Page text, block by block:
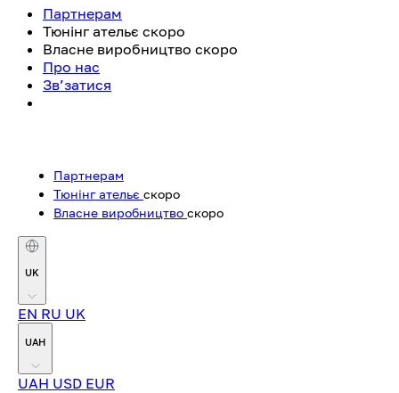
Партнерам
Тюнінг ательє скоро
Власне виробництво скоро
Про нас
Зв’затися
Партнерам
Тюнінг ательє скоро
Власне виробництво скоро
UK
EN RU UK
UAH
UAH USD EUR